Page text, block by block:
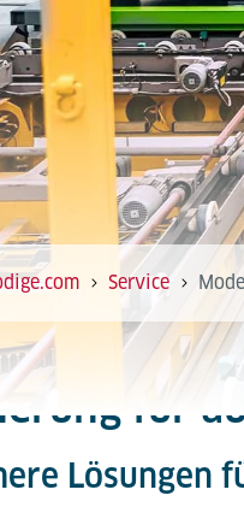
Service
für
Lösungen